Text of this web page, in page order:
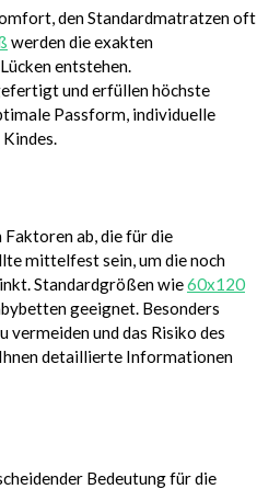
den Standardmatratzen oft
werden die exakten
entstehen.
und erfüllen höchste
Passform, individuelle
ab, die für die
mittelfest sein, um die noch
Standardgrößen wie60x120
geeignet. Besonders
und das Risiko des
detaillierte Informationen
Bedeutung für die